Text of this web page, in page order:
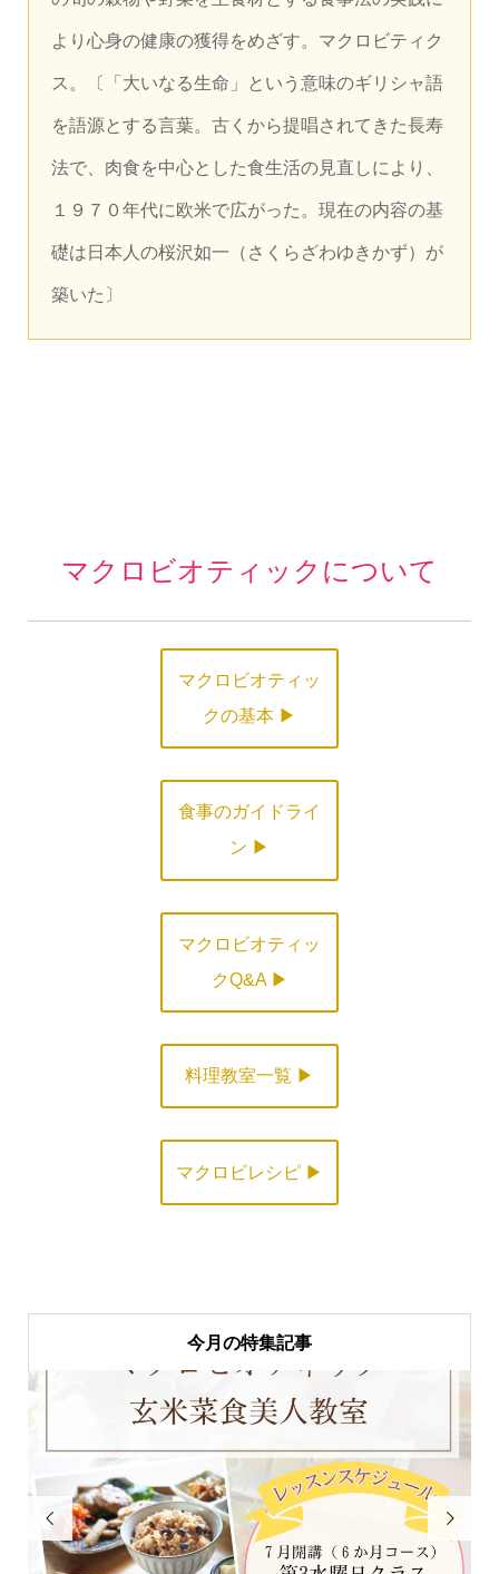
より心身の健康の獲得をめざす。マクロビティク
ス。 〔「大いなる生命」という意味のギリシャ語
を語源とする言葉。古くから提唱されてきた長寿
法で、肉食を中心とした食生活の見直しにより、
１９７０年代に欧米で広がった。現在の内容の基
礎は日本人の桜沢如一（さくらざわゆきかず）が
築いた〕
マクロビオティックについて
マクロビオティッ
クの基本 ▶
食事のガイドライ
ン ▶
マクロビオティッ
クQ&A ▶
料理教室一覧 ▶
マクロビレシピ ▶
今月の特集記事
 